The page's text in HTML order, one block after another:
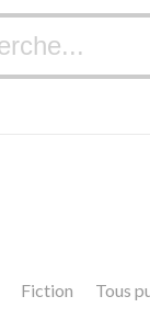
Fiction Tous